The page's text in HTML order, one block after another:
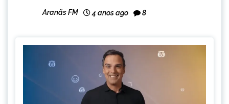
Aranãs FM 4 anos ago 8